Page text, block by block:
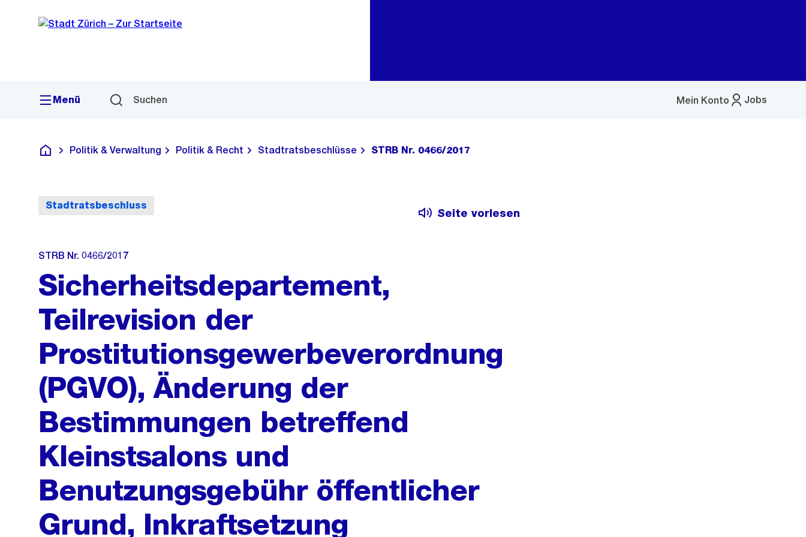
Navigation
Sprunglink
Menü Suchen Jobs
Mein Konto
Menü
Deutsch
Politik & Verwaltung Politik & Recht Stadtratsbeschlüsse STRB Nr. 0466/2017
Stadtratsbeschluss
Seite vorlesen
STRB Nr. 0466/2017
Sicherheitsdepartement,
Teilrevision der
Prostitutionsgewerbeverordnung
(PGVO), Änderung der
Bestimmungen betreffend
Kleinstsalons und
Benutzungsgebühr öffentlicher
Grund, Inkraftsetzung